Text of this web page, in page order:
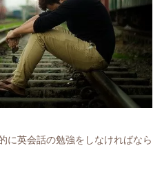
に英会話の勉強をしなければなら